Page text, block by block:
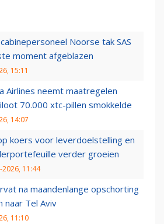
Noorse tak SAS
moment afgeblazen
15:11
Airlines neemt maatregelen
70.000 xtc-pillen smokkelde
14:07
koers voor leverdoelstelling en
verder groeien
2026, 11:44
na maandenlange opschorting
naar Tel Aviv
11:10